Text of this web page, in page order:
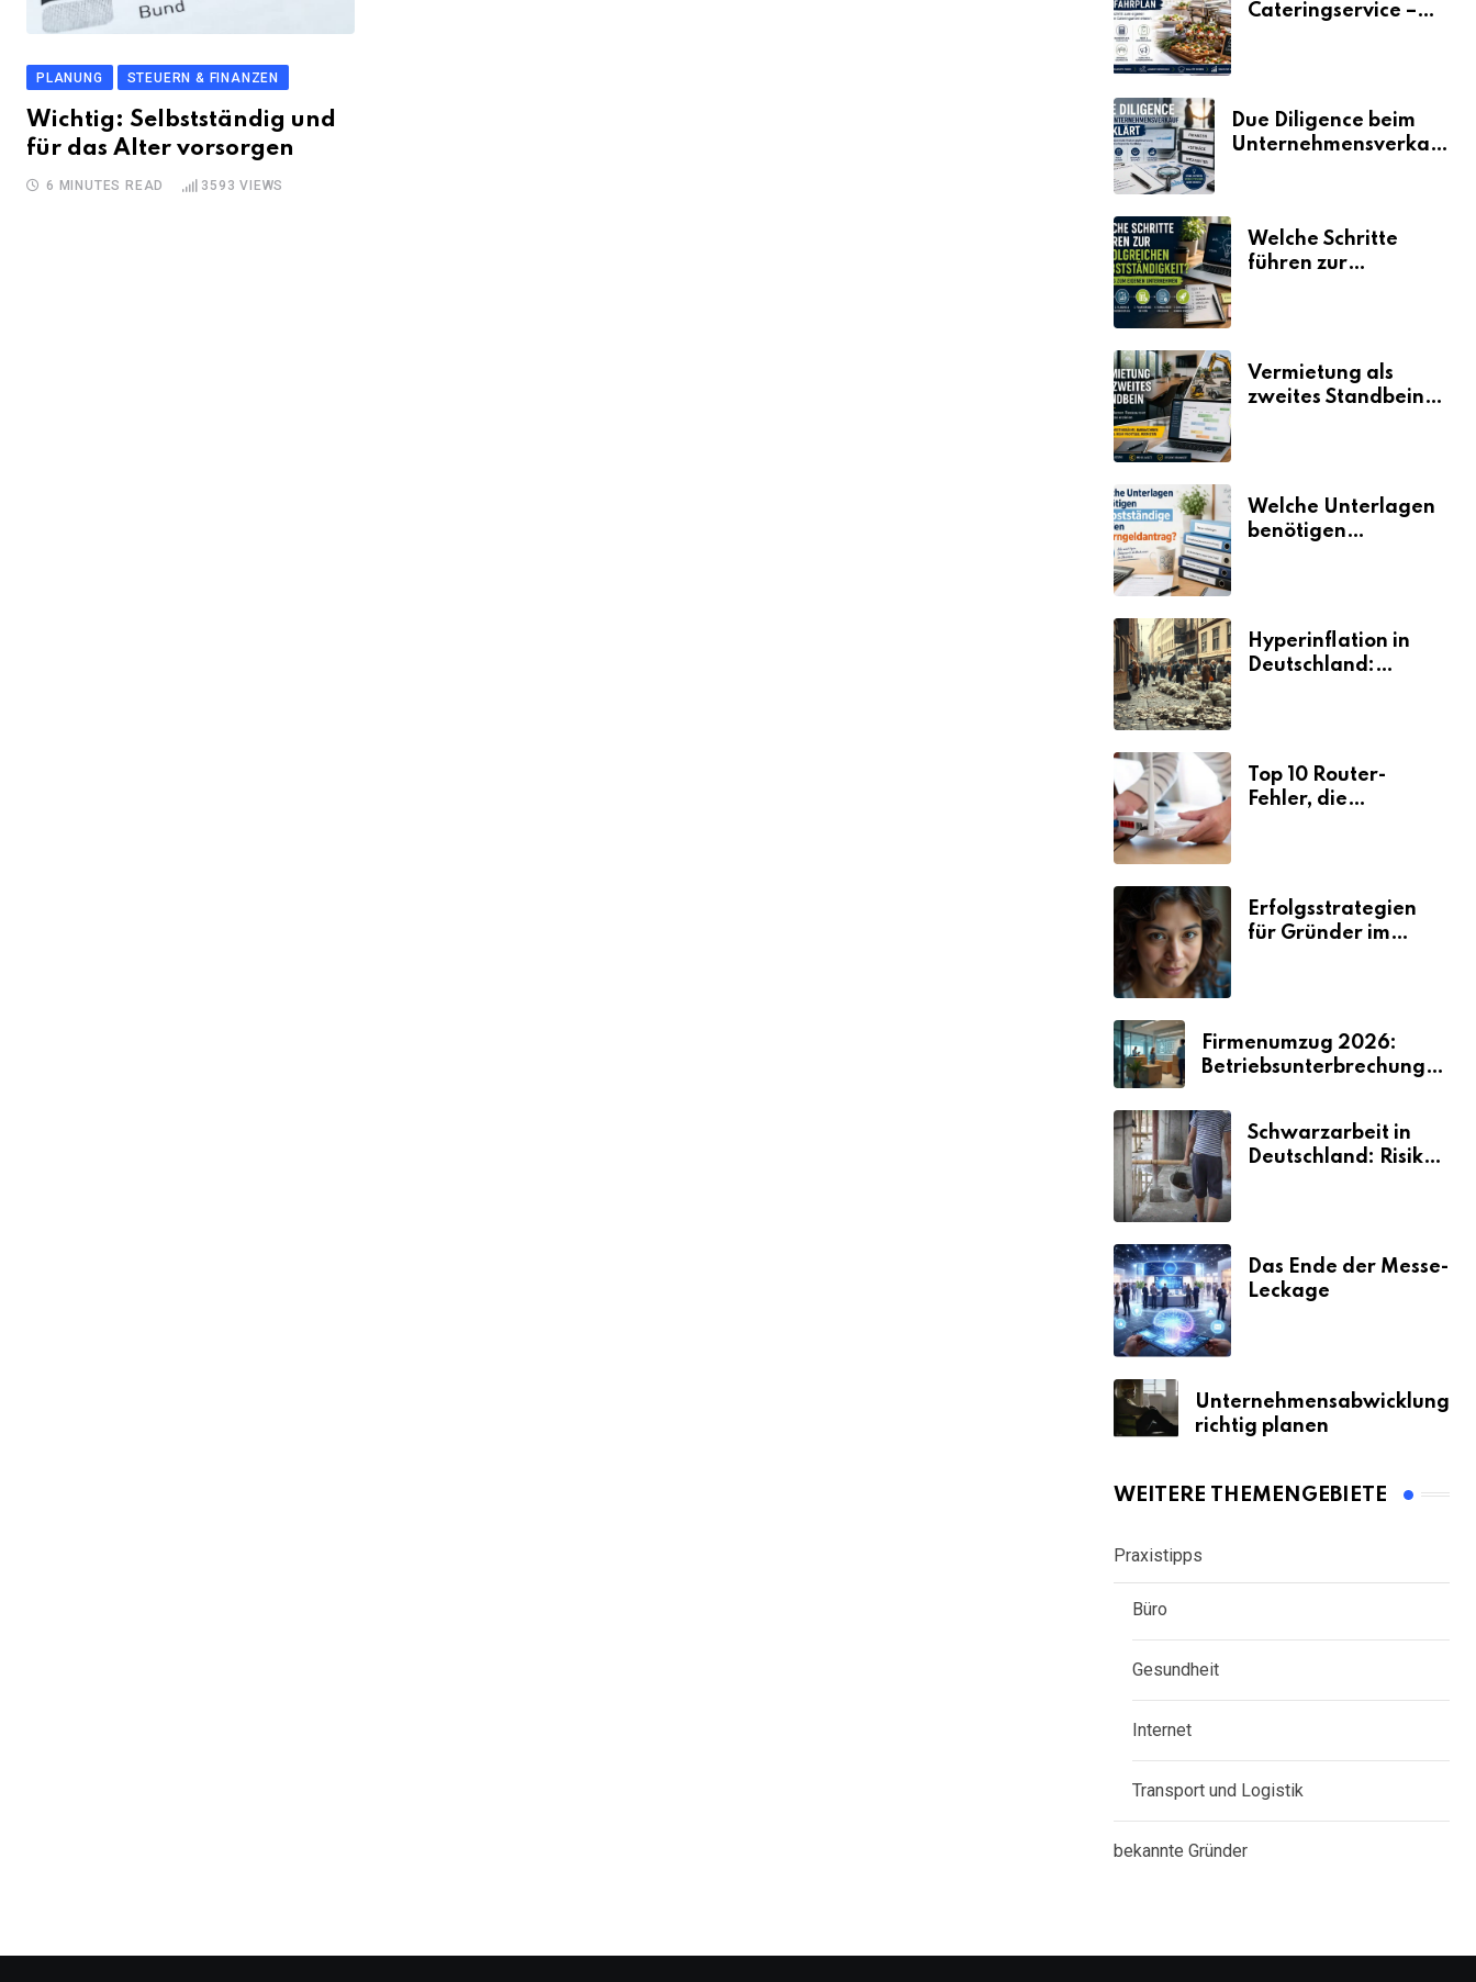
PLANUNG STEUERN & FINANZEN
Wichtig: Selbstständig und
für das Alter vorsorgen
6 MINUTES READ 3593 VIEWS
Cateringservice –
Due Diligence beim
Unternehmensverkauf
Welche Schritte
führen zur
Vermietung als
zweites Standbein:
Umsätze machen
Welche Unterlagen
benötigen
Hyperinflation in
Deutschland:
Top 10 Router-
Fehler, die
Erfolgsstrategien
für Gründer im
Firmenumzug 2026:
Betriebsunterbrechungen
Schwarzarbeit in
Deutschland: Risiken
Das Ende der Messe-
Leckage
Unternehmensabwicklung
richtig planen
WEITERE THEMENGEBIETE
Praxistipps
Büro
Gesundheit
Internet
Transport und Logistik
bekannte Gründer